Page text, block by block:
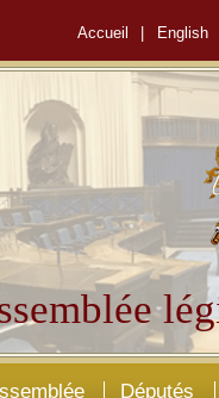
Accueil English
Députés